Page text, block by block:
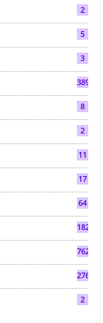
2
5
3
3892
8
2
11
17
64
182
7624
2763
2